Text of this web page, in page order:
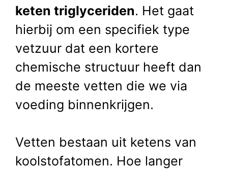
keten triglyceriden. Het gaat
hierbij om een specifiek type
vetzuur dat een kortere
chemische structuur heeft dan
de meeste vetten die we via
voeding binnenkrijgen.
Vetten bestaan uit ketens van
koolstofatomen. Hoe langer